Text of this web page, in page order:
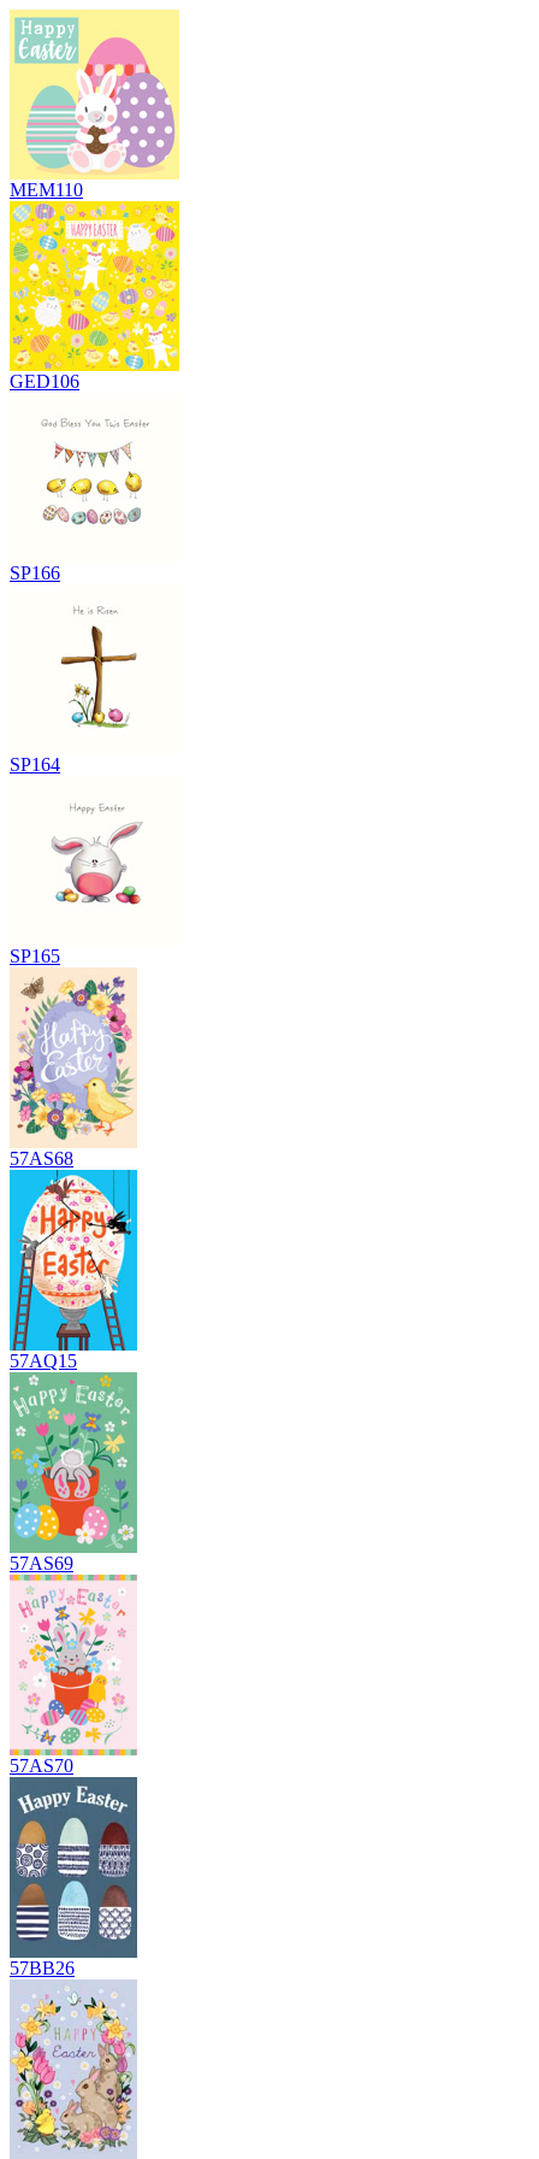
MEM110
GED106
SP166
SP164
SP165
57AS68
57AQ15
57AS69
57AS70
57BB26